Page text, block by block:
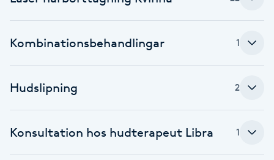
Extensions
F
Face framing
Kombinationsbehandlingar 1
Hudslipning 2
Konsultation hos hudterapeut Libra 1